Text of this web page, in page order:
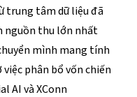
trung tâm dữ liệu đã
nguồn thu lớn nhất
mình mang tính
phân bổ vốn chiến
AI và XConn